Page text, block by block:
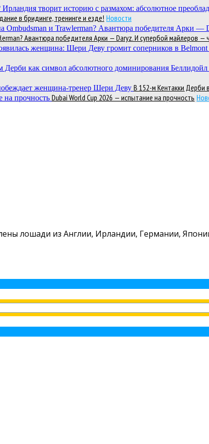
в бридинге, тренинге и езде! Новости
Авантюра победителя Арки — Daryz. И супербой майлеров —
В 152-м Кентакки
Dubai World Cup 2026 — испытание на прочность
лошади из Англии, Ирландии, Германии,